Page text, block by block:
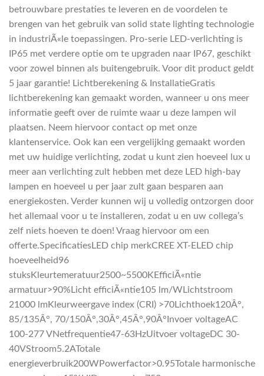
betrouwbare prestaties te leveren en de voordelen te
brengen van het gebruik van solid state lighting technologie
in industriÃ«le toepassingen. Pro-serie LED-verlichting is
IP65 met verdere optie om te upgraden naar IP67, geschikt
voor zowel binnen als buitengebruik. Voor dit product geldt
5 jaar garantie! Lichtberekening & InstallatieGratis
lichtberekening kan gemaakt worden, wanneer u ons meer
informatie geeft over de ruimte waar u deze lampen wil
plaatsen. Neem hiervoor contact op met onze
klantenservice. Ook kan een vergelijking gemaakt worden
met uw huidige verlichting, zodat u kunt zien hoeveel lux u
meer aan verlichting zult hebben met deze LED high-bay
lampen en hoeveel u per jaar zult gaan besparen aan
energiekosten. Verder kunnen wij u volledig ontzorgen door
het allemaal voor u te installeren, zodat u en uw collega’s
zelf niets hoeven te doen! Vraag hiervoor om een
offerte.SpecificatiesLED chip merkCREE XT-ELED chip
hoeveelheid96
stuksKleurtemeratuur2500~5500KEfficiÃ«ntie
armatuur>90%Licht efficiÃ«ntie105 lm/WLichtstroom
21000 lmKleurweergave index (CRI) >70Lichthoek120Â°,
85/135Â°, 70/150Â°,30Â°,45Â°,90Â°Invoer voltageAC
100-277 VNetfrequentie47-63HzUitvoer voltageDC 30-
40VStroom5.2ATotale
energieverbruik200WPowerfactor>0.95Totale harmonische